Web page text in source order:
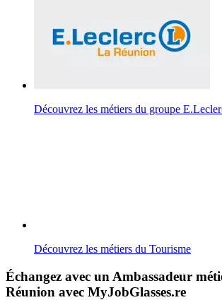
Découvrez les métiers du groupe
Découvrez les métiers du Tourisme
Échangez avec un Ambassadeur
Réunion avec MyJobGlasses.re